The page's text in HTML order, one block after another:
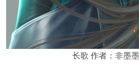
长歌 作者：非墨